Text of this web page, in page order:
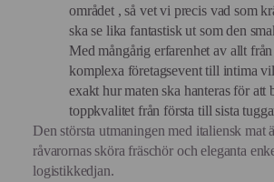
området , så vet vi precis vad som
ska se lika fantastisk ut som den
Med mångårig erfarenhet av allt
komplexa företagsevent till intima
exakt hur maten ska hanteras för att
toppkvalitet från första till sista
Den största utmaningen med italiensk mat
råvarornas sköra fräschör och eleganta
logistikkedjan.